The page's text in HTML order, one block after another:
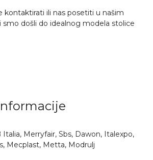
kontaktirati ili nas posetiti u našim
smo došli do idealnog modela stolice
Italia, Merryfair, Sbs, Dawon, Italexpo,
Mecplast, Metta, Modrulj